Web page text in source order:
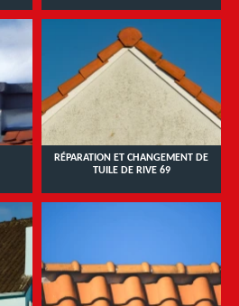
RÉPARATION ET CHANGEMENT DE
TUILE DE RIVE 69